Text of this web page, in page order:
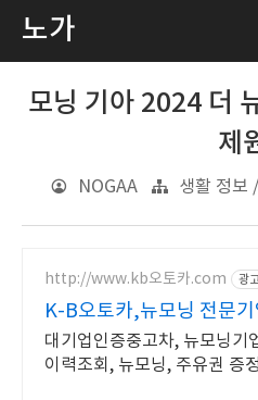
노가
모닝 기아 2024 더
제
NOGAA 생활 정보
http://www.kb오토카.com 광고
K-B오토카,뉴모닝 전문기
대기업인증중고차, 뉴모닝기
이력조회, 뉴모닝, 주유권 증